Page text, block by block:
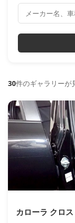
30件のギャラリーが
カローラ クロ